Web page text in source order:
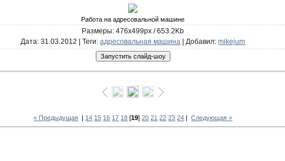
Работа на адресовальной машине
Размеры: 476x499px / 653.2Kb
Дата: 31.03.2012 |Теги:адресовальная машина |Добавил:mikejum
« Предыдущая 14 15 16 17 18 [19]20 21 22 23 24 |Следующая »